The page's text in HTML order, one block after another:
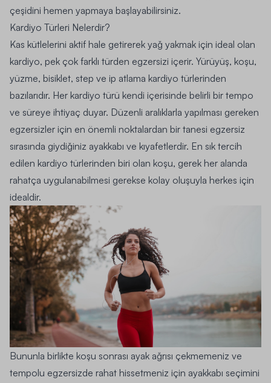
çeşidini hemen yapmaya başlayabilirsiniz.
Kardiyo Türleri Nelerdir?
Kas kütlelerini aktif hale getirerek yağ yakmak için ideal olan
kardiyo, pek çok farklı türden egzersizi içerir. Yürüyüş, koşu,
yüzme, bisiklet, step ve ip atlama kardiyo türlerinden
bazılarıdır. Her kardiyo türü kendi içerisinde belirli bir tempo
ve süreye ihtiyaç duyar. Düzenli aralıklarla yapılması gereken
egzersizler için en önemli noktalardan bir tanesi egzersiz
sırasında giydiğiniz ayakkabı ve kıyafetlerdir. En sık tercih
edilen kardiyo türlerinden biri olan koşu, gerek her alanda
rahatça uygulanabilmesi gerekse kolay oluşuyla herkes için
idealdir.
Bununla birlikte koşu sonrası ayak ağrısı çekmemeniz ve
tempolu egzersizde rahat hissetmeniz için ayakkabı seçimini